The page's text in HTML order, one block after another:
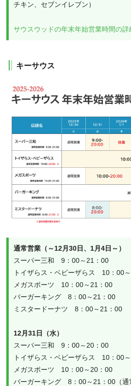
チキン、セブンイレブン）
サウスウッドの年末年始営業時間の詳
キーサウス
通常営業（～12月30日、1月4日～）
スーパー三和　9：00～21：00
トイザらス・ベビーザらス　10：00
メガスポーツ　10：00～21：00
バーガーキング　8：00～21：00
ミスタードーナツ　8：00～21：00
12月31日（水）
スーパー三和　9：00～20：00
トイザらス・ベビーザらス　10：00
メガスポーツ　10：00～20：00
バーガーキング　8：00～21：00（通